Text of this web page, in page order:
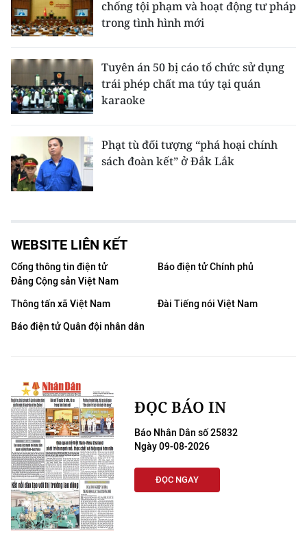
chống tội phạm và hoạt động tư pháp
trong tình hình mới
Tuyên án 50 bị cáo tổ chức sử dụng
trái phép chất ma túy tại quán
karaoke
Phạt tù đối tượng “phá hoại chính
sách đoàn kết” ở Đắk Lắk
WEBSITE LIÊN KẾT
Cổng thông tin điện tử
Đảng Cộng sản Việt Nam
Báo điện tử Chính phủ
Thông tấn xã Việt Nam
Đài Tiếng nói Việt Nam
Báo điện tử Quân đội nhân dân
ĐỌC BÁO IN
Báo Nhân Dân số 25832
Ngày 09-08-2026
ĐỌC NGAY